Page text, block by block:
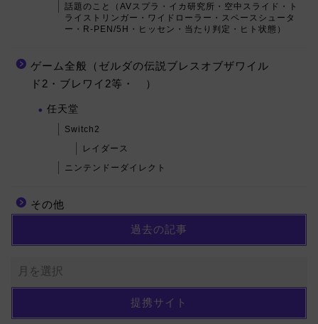
話題のこと（AVスプラ・イカ研究所・空中スライド・ト
ライストリンガー・ワイドローラー・スペースシュータ
ー・R-PEN/5H・ヒッセン・当たり判定・ヒト状態）
ゲーム全般（ゼルダの伝説ブレスオブザワイル
ド2・ブレワイ2等・ ）
任天堂
Switch2
レイダース
ニンテンドーダイレクト
その他
過去の記事
提携サイト